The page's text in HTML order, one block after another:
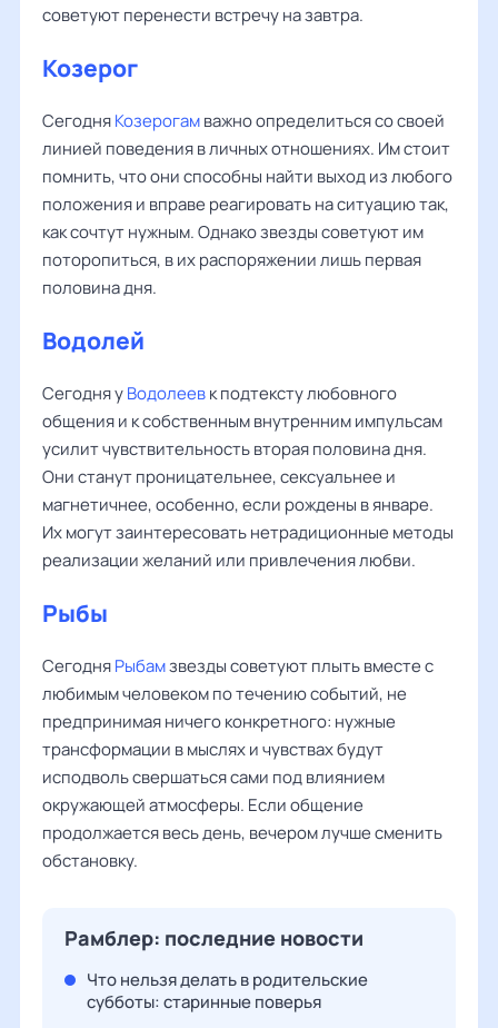
советуют перенести встречу на завтра.
Козерог
СегодняКозерогамважно определиться со своей
линией поведения в личных отношениях. Им стоит
помнить, что они способны найти выход из любого
положения и вправе реагировать на ситуацию так,
как сочтут нужным. Однако звезды советуют им
поторопиться, в их распоряжении лишь первая
половина дня.
Водолей
Сегодня уВодолеевк подтексту любовного
общения и к собственным внутренним импульсам
усилит чувствительность вторая половина дня.
Они станут проницательнее, сексуальнее и
магнетичнее, особенно, если рождены в январе.
Их могут заинтересовать нетрадиционные методы
реализации желаний или привлечения любви.
Рыбы
СегодняРыбамзвезды советуют плыть вместе с
любимым человеком по течению событий, не
предпринимая ничего конкретного: нужные
трансформации в мыслях и чувствах будут
исподволь свершаться сами под влиянием
окружающей атмосферы. Если общение
продолжается весь день, вечером лучше сменить
обстановку.
Рамблер: последние новости
Что нельзя делать в родительские
субботы: старинные поверья